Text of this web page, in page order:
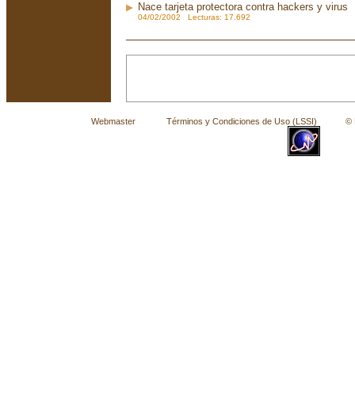
Nace tarjeta protectora contra hackers y virus
04/02/2002 Lecturas: 17.692
Webmaster Términos y Condiciones de Uso (LSSI) © La